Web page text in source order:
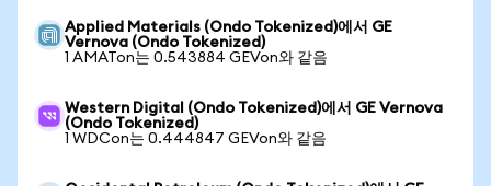
Applied Materials (Ondo Tokenized)에서 GE
Vernova (Ondo Tokenized)
1 AMATon는 0.543884 GEVon와 같음
Western Digital (Ondo Tokenized)에서 GE Vernova
(Ondo Tokenized)
1 WDCon는 0.444847 GEVon와 같음